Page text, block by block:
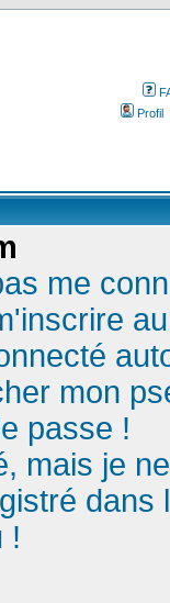
Profil
me
mon
passe !
mais je
!